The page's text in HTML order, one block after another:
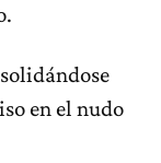
en el nudo